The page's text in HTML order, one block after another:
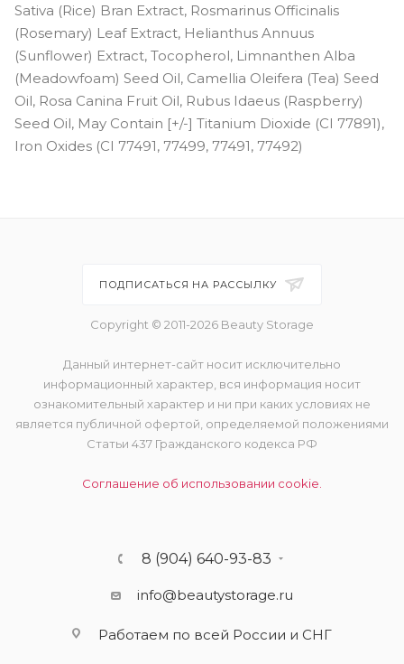
Sativa (Rice) Bran Extract, Rosmarinus Officinalis
(Rosemary) Leaf Extract, Helianthus Annuus
(Sunflower) Extract, Tocopherol, Limnanthen Alba
(Meadowfoam) Seed Oil, Camellia Oleifera (Tea) Seed
Oil, Rosa Canina Fruit Oil, Rubus Idaeus (Raspberry)
Seed Oil, May Contain [+/-] Titanium Dioxide (CI 77891),
Iron Oxides (CI 77491, 77499, 77491, 77492)
ПОДПИСАТЬСЯ НА РАССЫЛКУ
Copyright © 2011-2026 Beauty Storage
Данный интернет-сайт носит исключительно
информационный характер, вся информация носит
ознакомительный характер и ни при каких условиях не
является публичной офертой, определяемой положениями
Статьи 437 Гражданского кодекса РФ
Соглашение об использовании cookie.
8 (904) 640-93-83
info@beautystorage.ru
Работаем по всей России и СНГ